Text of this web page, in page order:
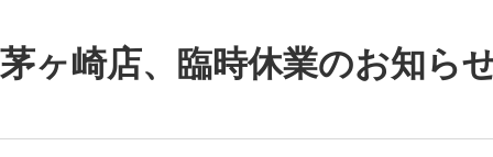
茅ヶ崎店、臨時休業のお知ら